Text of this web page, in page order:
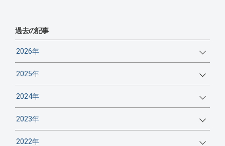
過去の記事
2026年
2025年
2024年
2023年
2022年